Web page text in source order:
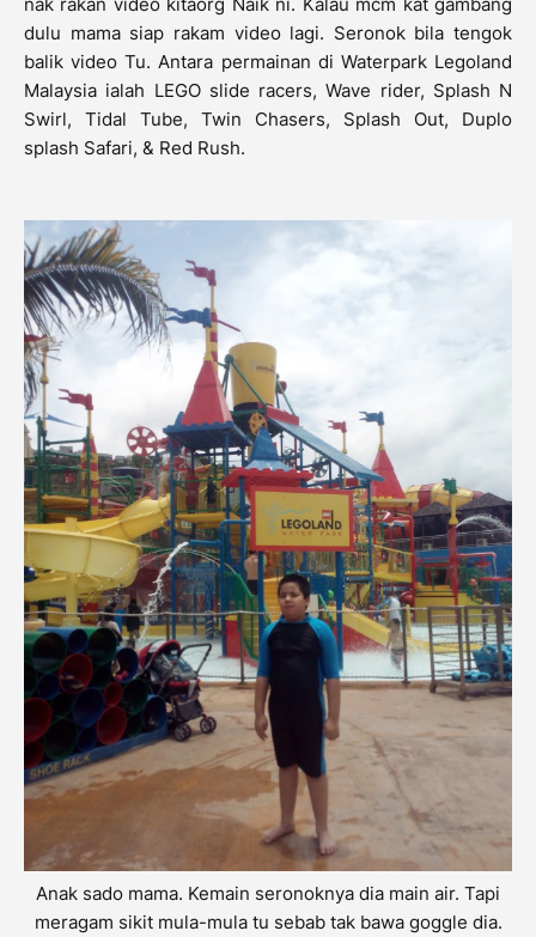
dulu mama siap rakam video lagi. Seronok bila tengok
balik video Tu. Antara permainan di Waterpark Legoland
Malaysia ialah LEGO slide racers, Wave rider, Splash N
Swirl, Tidal Tube, Twin Chasers, Splash Out, Duplo
splash Safari, & Red Rush.
Anak sado mama. Kemain seronoknya dia main air. Tapi
meragam sikit mula-mula tu sebab tak bawa goggle dia.